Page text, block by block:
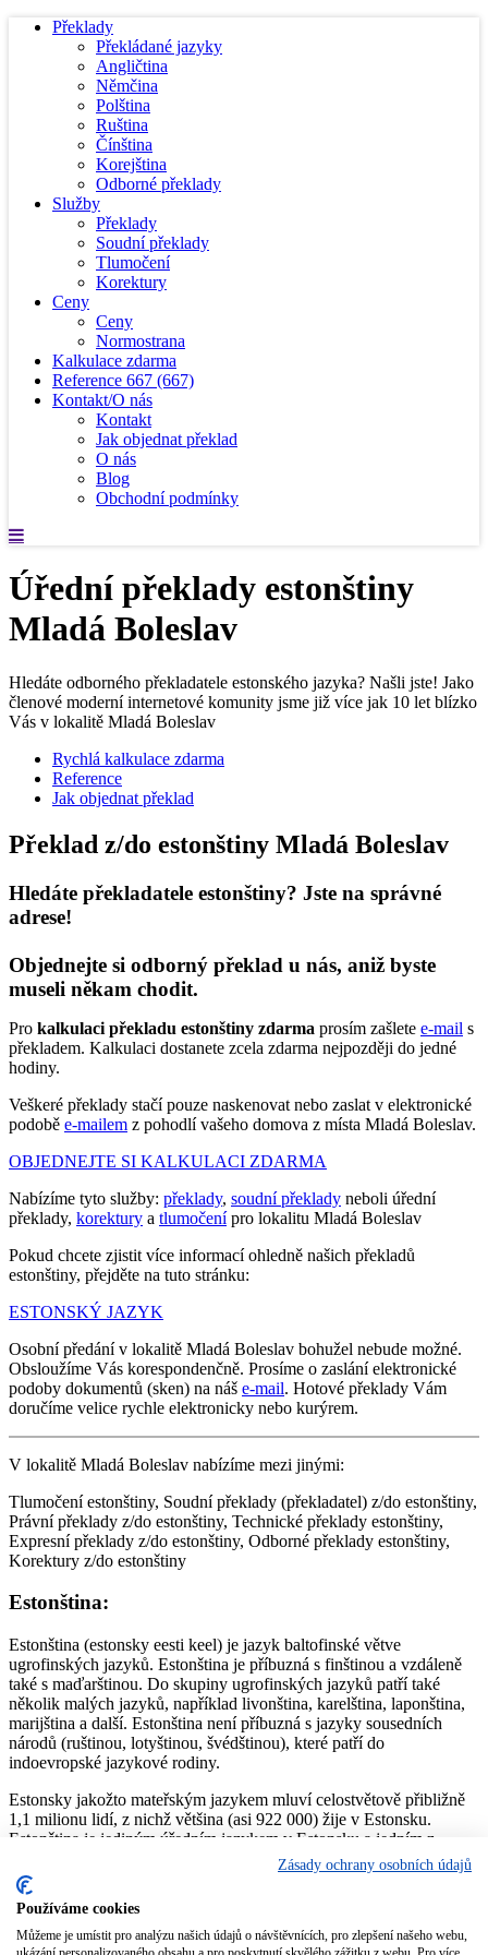
Překlady
Překládané jazyky
Angličtina
Němčina
Polština
Ruština
Čínština
Korejština
Odborné překlady
Služby
Překlady
Soudní překlady
Tlumočení
Korektury
Ceny
Ceny
Normostrana
Kalkulace zdarma
Reference 667 (667)
Kontakt/O nás
Kontakt
Jak objednat překlad
O nás
Blog
Obchodní podmínky
Úřední překlady estonštiny
Mladá Boleslav
Hledáte odborného překladatele estonského jazyka? Našli jste! Jako
členové moderní internetové komunity jsme již více jak 10 let blízko
Vás v lokalitě Mladá Boleslav
Rychlá kalkulace zdarma
Reference
Jak objednat překlad
Překlad z/do estonštiny Mladá Boleslav
Hledáte překladatele estonštiny? Jste na správné
adrese!
Objednejte si odborný překlad u nás, aniž byste
museli někam chodit.
Pro kalkulaci překladu estonštiny zdarma prosím zašlete e-mail s
překladem. Kalkulaci dostanete zcela zdarma nejpozději do jedné
hodiny.
Veškeré překlady stačí pouze naskenovat nebo zaslat v elektronické
podobě e-mailem z pohodlí vašeho domova z místa Mladá Boleslav.
OBJEDNEJTE SI KALKULACI ZDARMA
Nabízíme tyto služby: překlady, soudní překlady neboli úřední
překlady, korektury a tlumočenípro lokalitu Mladá Boleslav
Pokud chcete zjistit více informací ohledně našich překladů
estonštiny, přejděte na tuto stránku:
ESTONSKÝ JAZYK
Osobní předání v lokalitě Mladá Boleslav bohužel nebude možné.
Obsloužíme Vás korespondenčně. Prosíme o zaslání elektronické
podoby dokumentů (sken) na náš e-mail. Hotové překlady Vám
doručíme velice rychle elektronicky nebo kurýrem.
V lokalitě Mladá Boleslav nabízíme mezi jinými:
Tlumočení estonštiny, Soudní překlady (překladatel) z/do estonštiny,
Právní překlady z/do estonštiny, Technické překlady estonštiny,
Expresní překlady z/do estonštiny, Odborné překlady estonštiny,
Korektury z/do estonštiny
Estonština:
Estonština (estonsky eesti keel) je jazyk baltofinské větve
ugrofinských jazyků. Estonština je příbuzná s finštinou a vzdáleně
také s maďarštinou. Do skupiny ugrofinských jazyků patří také
několik malých jazyků, například livonština, karelština, laponština,
marijština a další. Estonština není příbuzná s jazyky sousedních
národů (ruštinou, lotyštinou, švédštinou), které patří do
indoevropské jazykové rodiny.
Estonsky jakožto mateřským jazykem mluví celostvětově přibližně
1,1 milionu lidí, z nichž většina (asi 922 000) žije v Estonsku.
Estonština je jediným úředním jazykem v Estonsku a jedním z
dvaceti tří úředních jazyků Evropské unie.
Jedním z charakteristických rysů estonštiny je trojí délka hlásek:
krátká, dlouhá a předlouhá. Těchto různých délek nabývají nejen
samohlásky, ale i souhlásky.
Zásady ochrany osobních údajů
Používáme cookies
Můžeme je umístit pro analýzu našich údajů o návštěvnících, pro zlepšení našeho webu,